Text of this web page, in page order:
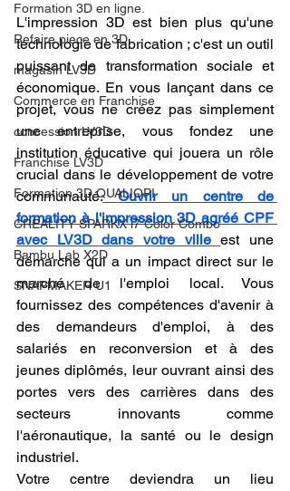
Formation 3D en ligne.
Refaire piece en 3D
magasin LV3D
Commerce en Franchise
concession LV3D
Franchise LV3D
Formation 3D QUALIOPI
CREALITY SPARKX i7 Color Combo
Bambu Lab X2D
SNAPMAKER U1
L'impression 3D est bien plus qu'une
technologie de fabrication ; c'est un outil
puissant de transformation sociale et
économique. En vous lançant dans ce
projet, vous ne créez pas simplement
une entreprise, vous fondez une
institution éducative qui jouera un rôle
crucial dans le développement de votre
communauté.
Ouvrir un centre de
formation à l'impression 3D agréé CPF
avec LV3D dans votre ville est une
démarche qui a un impact direct sur le
marché de l'emploi local. Vous
fournissez des compétences d'avenir à
des demandeurs d'emploi, à des
salariés en reconversion et à des
jeunes diplômés, leur ouvrant ainsi des
portes vers des carrières dans des
secteurs innovants comme
l'aéronautique, la santé ou le design
industriel.
Votre centre deviendra un lieu